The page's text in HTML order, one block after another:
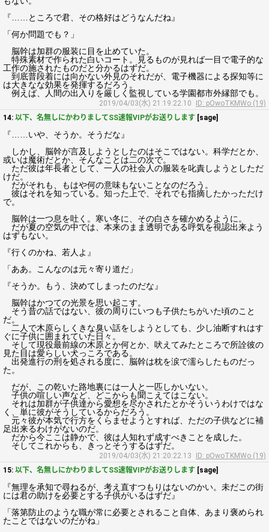
『……ところで君、その格好はどうなんだね』
「何か問題でも？」
脳幹は加群の服装に目を止めていた。
特殊素材で作られた白いコート。見るものが見れば一目で電子的な
工作の施されたものだと分かるはずだ。
到底普段着には向かない外見のそれだが、電子機器による探知等に
は大きなな効果を発揮するだろう。
例えば、人間の出入りを厳しく監視している学園都市外縁部でも。
2019/04/03(水) 21:19:22.10
ID: pOwoTKMWo (19)
14: 以下、名無しにかわりましてSS速報VIPがお送りします [sage]
『……いや、そうか。そうだな』
しかし、脳幹が言及しようとしたのはそこではない。科学だとか、
或いは魔術だとか、そんなことは二の次で。
ただ彼は年長者として、一人の社会人の服装を叱責しようとしただ
けだ。
だがそれも、もはや何の意味もないことなのだろう。
彼はそれを知っている。知った上で、それでも指摘したかっただけ
で。
脳幹は一つ息を吐く。寒い冬に、その白さを確かめるように。
だが夏の空気の中では、本来のまま透明である呼気を視認出来よう
はずもない。
『行くのかね、若人よ』
「ああ。こんなのは元々寄り道だ」
『そうか。もう、決めてしまったのだな』
脳幹はかつての光景を思い起こす。
そう昔の話ではない、彼の周りにいつも子供たちがいた頃のこと
だ。
二人で木原らしくきな臭い話をしようとしても、少し油断すれはす
ぐに子供に囲まれていた日々。
そして現役最前線の木原とか何とか、吠えてみたところで所詮彼の
見た目は愛らしい犬っころである。
出発進行の刑を処される度に、脳幹は枕を涙で濡らしたものだっ
た。
だが、この乾いた路地裏には一人と一匹しかいない。
子供の喧しい声など、どこからも聞こえてはこない。
それは加群が子供達から愛想を尽かされたとかそういうわけではな
く、単に彼がそうしているからだろう。
元々彼が本気で行方をくらませようとすれば、ただの子供などに補
足出来るわけがないのだ。
だから今ここは静かで、彼は人知れず成すべきことを成した。
そしてこれからも、きっとそうするはずだ。
2019/04/03(水) 21:20:22.13
ID: pOwoTKMWo (19)
15: 以下、名無しにかわりましてSS速報VIPがお送りします [sage]
『無理を承知で尋ねるが、考え直すつもりはないのかい。未だこの街
には君の助けを必要とする子供がいるはずだ』
「落第防止のような職が常に必要とされること自体、あまり褒められ
たことではないのだがね」